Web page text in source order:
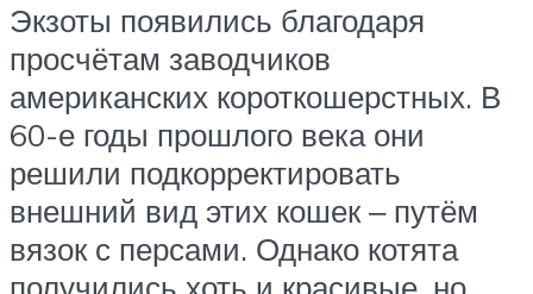
Экзоты появились благодаря
просчётам заводчиков
американских короткошерстных. В
60-е годы прошлого века они
решили подкорректировать
внешний вид этих кошек ‒ путём
вязок с персами. Однако котята